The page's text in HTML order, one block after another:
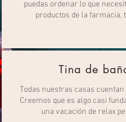
puedas ordenar lo que
productos de la farmacia,
Tina de
Todas nuestras casas cuentan
Creemos que es algo casi
una vacación de relax